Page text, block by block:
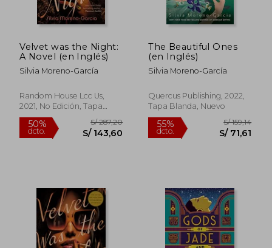
Velvet was the Night:
A Novel (en Inglés)
Silvia Moreno-García
Random House Lcc Us,
2021, No Edición, Tapa
Blanda, Nuevo
The Beautiful Ones
(en Inglés)
Silvia Moreno-García
Quercus Publishing, 2022,
Tapa Blanda, Nuevo